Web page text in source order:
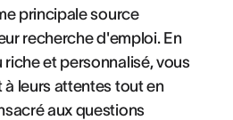
principale source
recherche d'emploi. En
et personnalisé, vous
leurs attentes tout en
aux questions